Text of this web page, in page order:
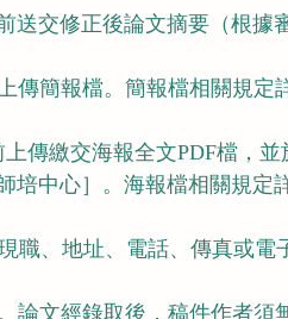
送交修正後論文摘要（根據
傳簡報檔。簡報檔相關規定
傳繳交海報全文PDF檔，並
培中心］。海報檔相關規定
職、地址、電話、傳真或電
論文經錄取後，稿件作者須